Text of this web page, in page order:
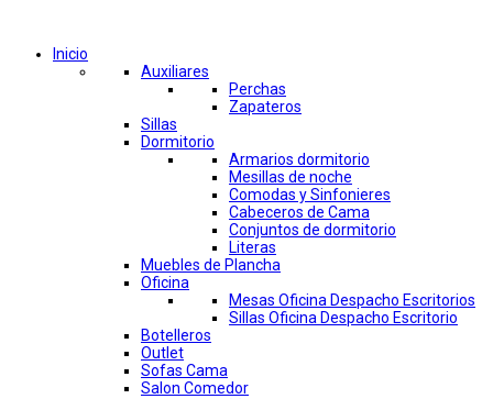
Inicio
Auxiliares
Perchas
Zapateros
Sillas
Dormitorio
Armarios dormitorio
Mesillas de noche
Comodas y Sinfonieres
Cabeceros de Cama
Conjuntos de dormitorio
Literas
Muebles de Plancha
Oficina
Mesas Oficina Despacho Escritorios
Sillas Oficina Despacho Escritorio
Botelleros
Outlet
Sofas Cama
Salon Comedor